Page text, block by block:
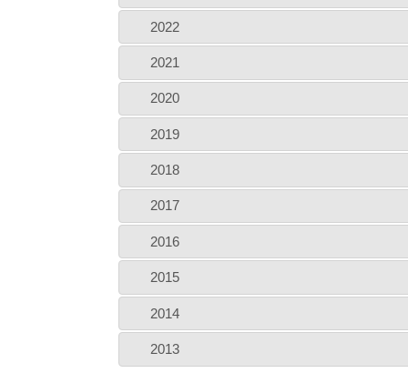
2022
2021
2020
2019
2018
2017
2016
2015
2014
2013